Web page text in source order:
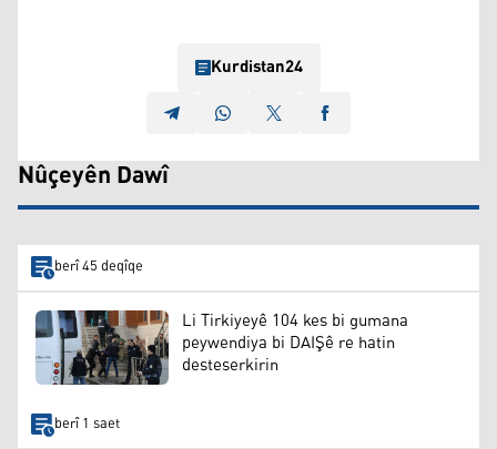
Kurdistan24
Nûçeyên Dawî
berî 45 deqîqe
Li Tirkiyeyê 104 kes bi gumana
peywendiya bi DAIŞê re hatin
desteserkirin
berî 1 saet